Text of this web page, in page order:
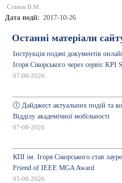
Співак В.М.
Дата події 2017-10-26
Останні матеріали
Інструкція подачі документів
Ігоря Сікорського через сервіс KPI
07-08-2026
🕔 Дайджест актуальних подій та
Відділу академічної мобільності
07-08-2026
КПІ ім. Ігоря Сікорського став
Friend of IEEE MGA Award
05-08-2026